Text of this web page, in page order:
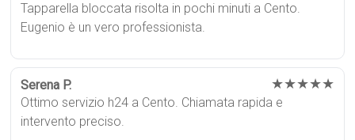
Tapparella bloccata risolta in pochi minuti a Cento.
Eugenio è un vero professionista.
Serena P. ★★★★★
Ottimo servizio h24 a Cento. Chiamata rapida e
intervento preciso.